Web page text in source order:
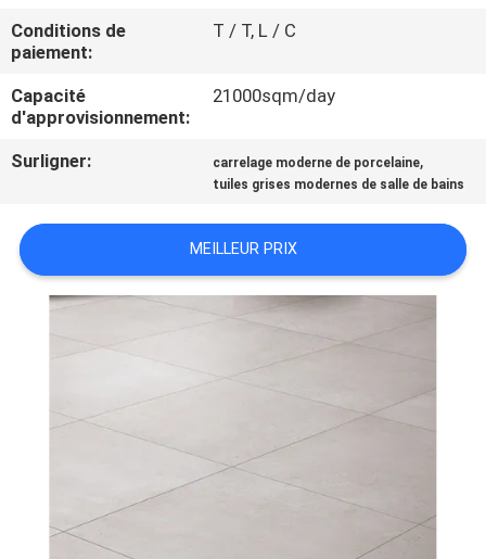
DE
QUALITÉ
NOUS
CONTACTER
DEMANDEZ
POLITIQUE
Conditions de
paiement:
T / T, L / C
Capacité
d'approvisionnement:
21000sqm/day
Surligner: carrelage moderne de porcelaine,
tuiles grises modernes de salle de bains
MEILLEUR PRIX